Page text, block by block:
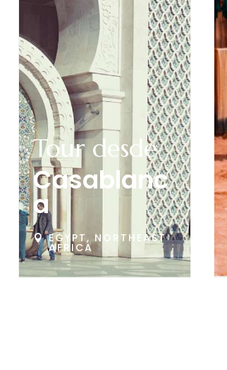
Tour desde
Casablanc
a
 EGYPT, NORTHEAST
AFRICA